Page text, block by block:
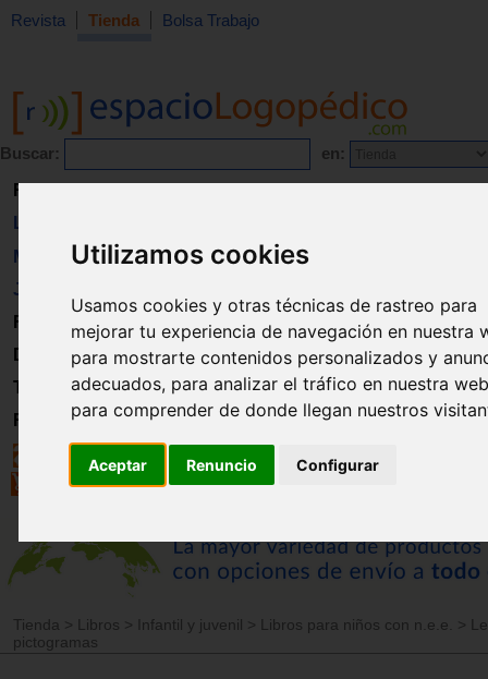
Utilizamos cookies
Usamos cookies y otras técnicas de rastreo para
mejorar tu experiencia de navegación en nuestra
para mostrarte contenidos personalizados y
adecuados, para analizar el tráfico en nuestra
para comprender de donde llegan nuestros
Aceptar Renuncio Configurar
Revista Tienda Bolsa Trabajo
Buscar: en:
Revista
Libros
Material
Juguetes
Formación
Directorio
Trabajo
Registro
Tienda > Libros > Infantil y juvenil > Libros para niños con n.e.e. >
pictogramas